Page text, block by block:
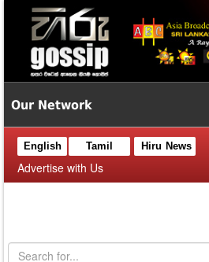
Our Network
English Tamil Hiru News
Advertise with Us